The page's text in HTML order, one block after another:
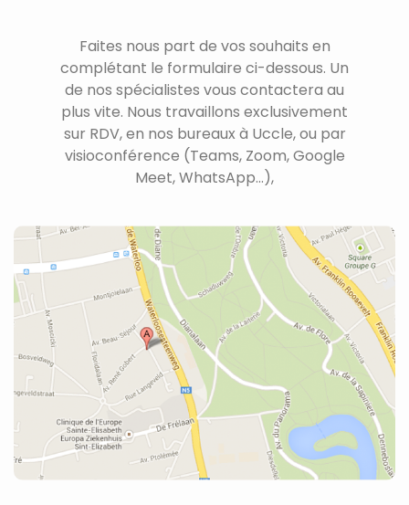
Faites nous part de vos souhaits en
complétant le formulaire ci-dessous. Un
de nos spécialistes vous contactera au
plus vite. Nous travaillons exclusivement
sur RDV, en nos bureaux à Uccle, ou par
visioconférence (Teams, Zoom, Google
Meet, WhatsApp...),